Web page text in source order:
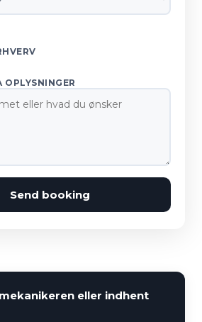
OPLYSNINGER
Send booking
eller indhent